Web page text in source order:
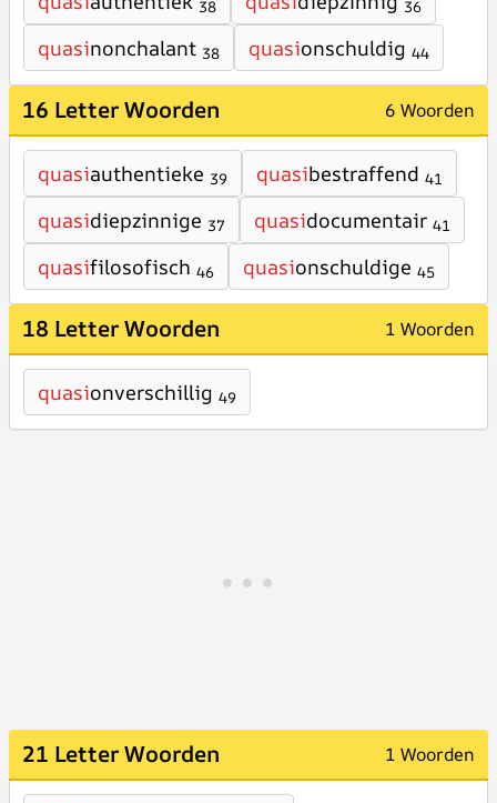
38 36
quasinonchalant 38 quasionschuldig 44
16 Letter Woorden 6 Woorden
quasiauthentieke 39 quasibestraffend 41
quasidiepzinnige 37 quasidocumentair 41
quasifilosofisch 46 quasionschuldige 45
18 Letter Woorden 1 Woorden
quasionverschillig 49
21 Letter Woorden 1 Woorden